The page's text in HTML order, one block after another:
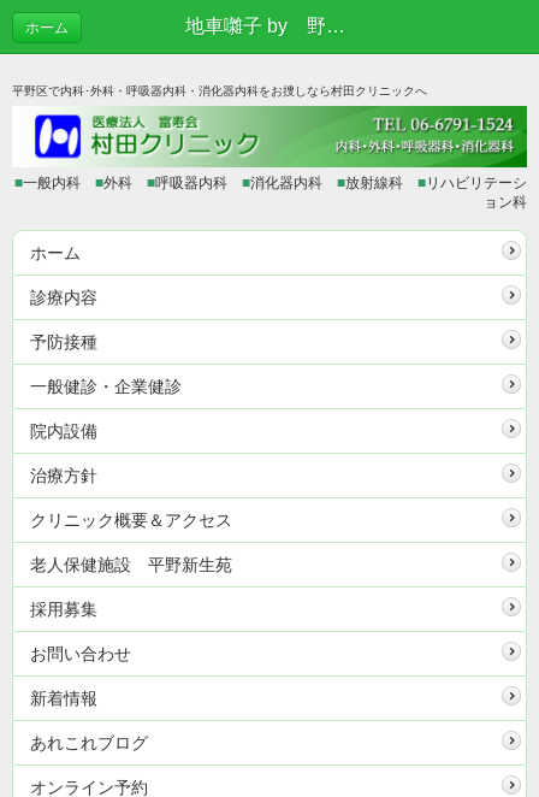
地車囃子 by 野堂東組さま | あれこれブログ
ホーム
平野区で内科･外科・呼吸器内科・消化器内科をお捜しなら村田クリニックへ
■一般内科 ■外科 ■呼吸器内科 ■消化器内科 ■放射線科 ■リハビリテーシ
ョン科
ホーム
診療内容
予防接種
一般健診・企業健診
院内設備
治療方針
クリニック概要＆アクセス
老人保健施設 平野新生苑
採用募集
お問い合わせ
新着情報
あれこれブログ
オンライン予約